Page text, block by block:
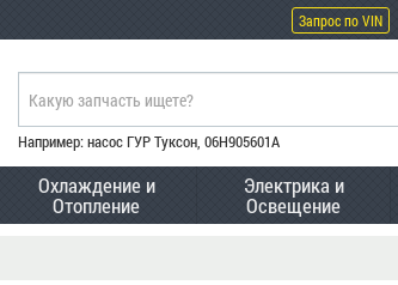
Запрос по VIN
Например: насос ГУР Туксон, 06H905601A
Охлаждение и
Отопление
Электрика и
Освещение